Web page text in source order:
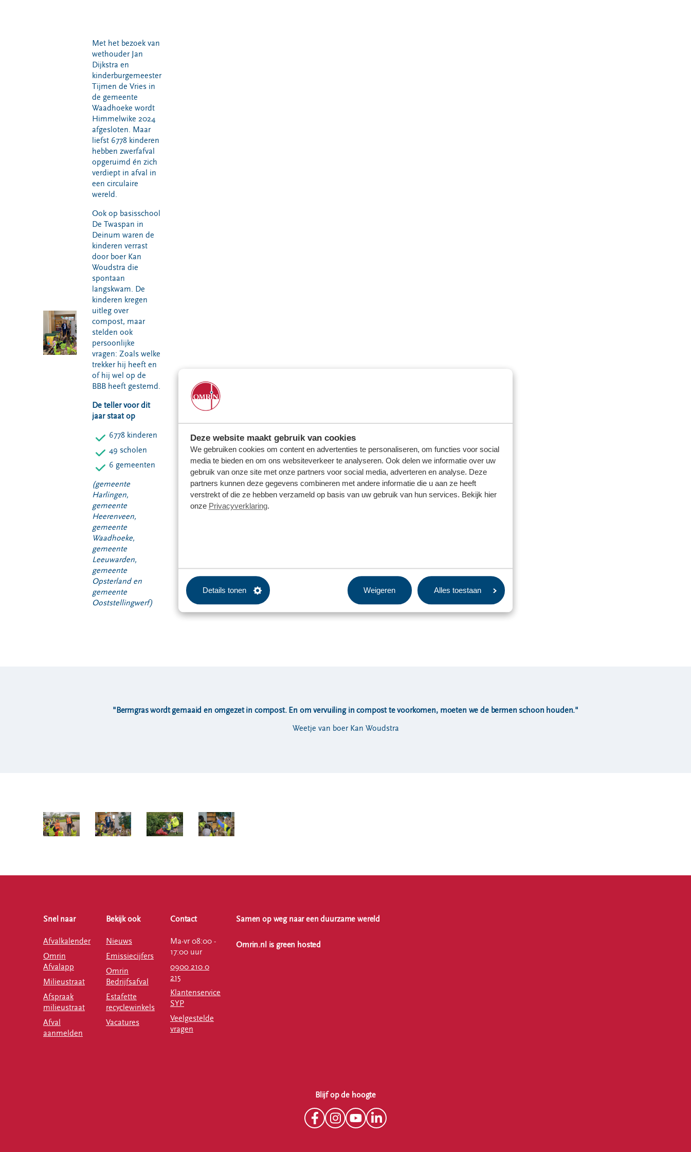
Deze website maakt gebruik van cookies
We gebruiken cookies om content en advertenties te personaliseren, om functies voor social
media te bieden en om ons websiteverkeer te analyseren. Ook delen we informatie over uw
gebruik van onze site met onze partners voor social media, adverteren en analyse. Deze
partners kunnen deze gegevens combineren met andere informatie die u aan ze heeft
verstrekt of die ze hebben verzameld op basis van uw gebruik van hun services. Bekijk hier
onze Privacyverklaring.
Details tonen Weigeren Alles toestaan
Ecopark De
Wierde
Reststoffen
Energie
Centrale
Projecten
Locaties
Voor leveranciers en bezoekers
Met het bezoek van
wethouder Jan
Dijkstra en
kinderburgemeester
Tijmen de Vries in
de gemeente
Waadhoeke wordt
Himmelwike 2024
afgesloten. Maar
liefst 6778 kinderen
hebben zwerfafval
opgeruimd én zich
verdiept in afval in
een circulaire
wereld.
Ook op basisschool
De Twaspan in
Deinum waren de
kinderen verrast
door boer Kan
Woudstra die
spontaan
langskwam. De
kinderen kregen
uitleg over
compost, maar
stelden ook
persoonlijke
vragen: Zoals welke
trekker hij heeft en
of hij wel op de
BBB heeft gestemd.
De teller voor dit
jaar staat op
6778 kinderen
49 scholen
6 gemeenten
(gemeente
Harlingen,
gemeente
Heerenveen,
gemeente
Waadhoeke,
gemeente
Leeuwarden,
gemeente
Opsterland en
gemeente
Ooststellingwerf)
"Bermgras wordt gemaaid en omgezet in compost. En om vervuiling in compost te voorkomen, moeten we de bermen schoon houden."
Weetje van boer Kan Woudstra
Snel naar
Afvalkalender
Omrin
Afvalapp
Milieustraat
Afspraak
milieustraat
Afval
aanmelden
Bekijk ook
Nieuws
Emissiecijfers
Omrin
Bedrijfsafval
Estafette
recyclewinkels
Vacatures
Contact
Ma-vr 08:00 -
17:00 uur
0900 210 0
215
Klantenservice
SYP
Veelgestelde
vragen
Samen op weg naar een duurzame wereld
Omrin.nl is green hosted
Blijf op de hoogte